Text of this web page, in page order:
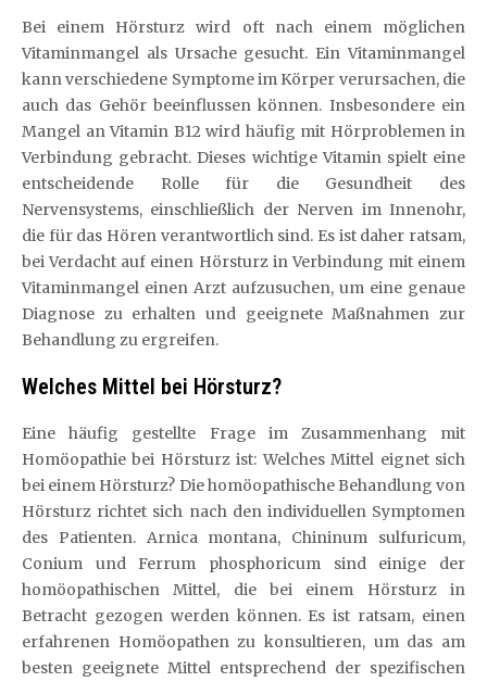
Bei einem Hörsturz wird oft nach einem möglichen
Vitaminmangel als Ursache gesucht. Ein Vitaminmangel
kann verschiedene Symptome im Körper verursachen, die
auch das Gehör beeinflussen können. Insbesondere ein
Mangel an Vitamin B12 wird häufig mit Hörproblemen in
Verbindung gebracht. Dieses wichtige Vitamin spielt eine
entscheidende Rolle für die Gesundheit des
Nervensystems, einschließlich der Nerven im Innenohr,
die für das Hören verantwortlich sind. Es ist daher ratsam,
bei Verdacht auf einen Hörsturz in Verbindung mit einem
Vitaminmangel einen Arzt aufzusuchen, um eine genaue
Diagnose zu erhalten und geeignete Maßnahmen zur
Behandlung zu ergreifen.
Welches Mittel bei Hörsturz?
Eine häufig gestellte Frage im Zusammenhang mit
Homöopathie bei Hörsturz ist: Welches Mittel eignet sich
bei einem Hörsturz? Die homöopathische Behandlung von
Hörsturz richtet sich nach den individuellen Symptomen
des Patienten. Arnica montana, Chininum sulfuricum,
Conium und Ferrum phosphoricum sind einige der
homöopathischen Mittel, die bei einem Hörsturz in
Betracht gezogen werden können. Es ist ratsam, einen
erfahrenen Homöopathen zu konsultieren, um das am
besten geeignete Mittel entsprechend der spezifischen